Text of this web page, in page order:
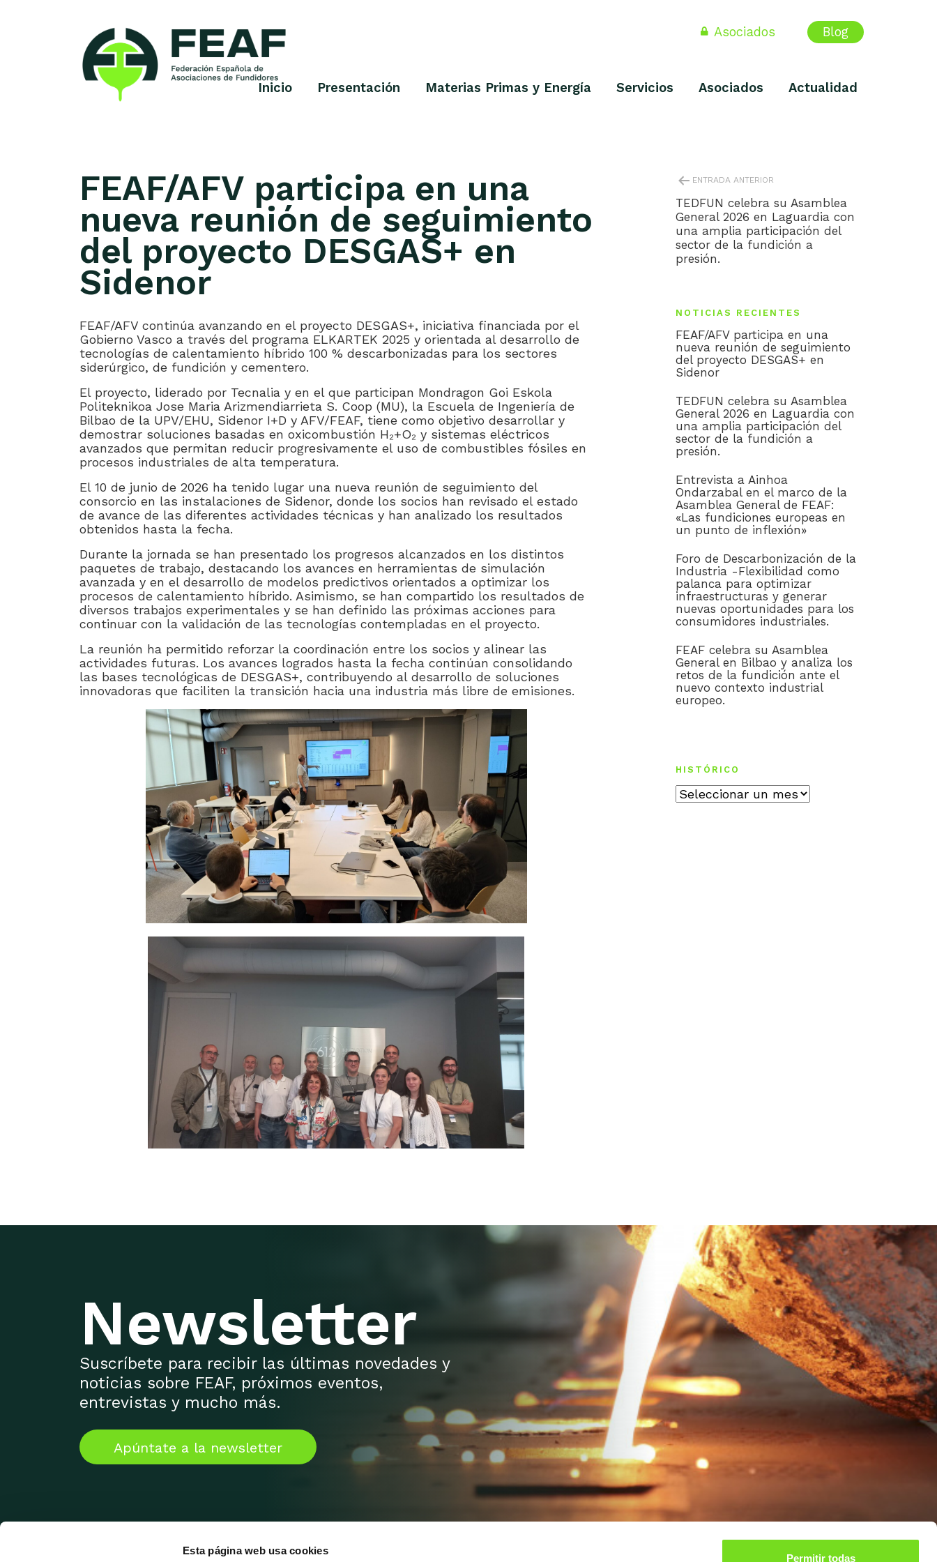
Esta página web usa cookies
Permitir todas
Fundidores
Asociados Blog
Inicio Presentación Materias Primas y Energía Servicios Asociados Actualidad
FEAF/AFV participa en una
nueva reunión de seguimiento
del proyecto DESGAS+ en
Sidenor
FEAF/AFV continúa avanzando en el proyecto DESGAS+, iniciativa financiada por el
Gobierno Vasco a través del programa ELKARTEK 2025 y orientada al desarrollo de
tecnologías de calentamiento híbrido 100 % descarbonizadas para los sectores
siderúrgico, de fundición y cementero.
El proyecto, liderado por Tecnalia y en el que participan Mondragon Goi Eskola
Politeknikoa Jose Maria Arizmendiarrieta S. Coop (MU), la Escuela de Ingeniería de
Bilbao de la UPV/EHU, Sidenor I+D y AFV/FEAF, tiene como objetivo desarrollar y
demostrar soluciones basadas en oxicombustión H₂+O₂ y sistemas eléctricos
avanzados que permitan reducir progresivamente el uso de combustibles fósiles en
procesos industriales de alta temperatura.
El 10 de junio de 2026 ha tenido lugar una nueva reunión de seguimiento del
consorcio en las instalaciones de Sidenor, donde los socios han revisado el estado
de avance de las diferentes actividades técnicas y han analizado los resultados
obtenidos hasta la fecha.
Durante la jornada se han presentado los progresos alcanzados en los distintos
paquetes de trabajo, destacando los avances en herramientas de simulación
avanzada y en el desarrollo de modelos predictivos orientados a optimizar los
procesos de calentamiento híbrido. Asimismo, se han compartido los resultados de
diversos trabajos experimentales y se han definido las próximas acciones para
continuar con la validación de las tecnologías contempladas en el proyecto.
La reunión ha permitido reforzar la coordinación entre los socios y alinear las
actividades futuras. Los avances logrados hasta la fecha continúan consolidando
las bases tecnológicas de DESGAS+, contribuyendo al desarrollo de soluciones
innovadoras que faciliten la transición hacia una industria más libre de emisiones.
NAVEGACIÓN
DE
ENTRADAS
ENTRADA ANTERIOR
TEDFUN celebra su Asamblea
General 2026 en Laguardia con
una amplia participación del
sector de la fundición a
presión.
NOTICIAS RECIENTES
FEAF/AFV participa en una
nueva reunión de seguimiento
del proyecto DESGAS+ en
Sidenor
TEDFUN celebra su Asamblea
General 2026 en Laguardia con
una amplia participación del
sector de la fundición a
presión.
Entrevista a Ainhoa
Ondarzabal en el marco de la
Asamblea General de FEAF:
«Las fundiciones europeas en
un punto de inflexión»
Foro de Descarbonización de la
Industria -Flexibilidad como
palanca para optimizar
infraestructuras y generar
nuevas oportunidades para los
consumidores industriales.
FEAF celebra su Asamblea
General en Bilbao y analiza los
retos de la fundición ante el
nuevo contexto industrial
europeo.
HISTÓRICO
Histórico
Newsletter
Suscríbete para recibir las últimas novedades y
noticias sobre FEAF, próximos eventos,
entrevistas y mucho más.
Apúntate a la newsletter